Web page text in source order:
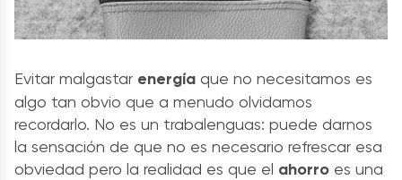
Evitar malgastar energía que no necesitamos es
algo tan obvio que a menudo olvidamos
recordarlo. No es un trabalenguas: puede darnos
la sensación de que no es necesario refrescar esa
obviedad pero la realidad es que el ahorro es una